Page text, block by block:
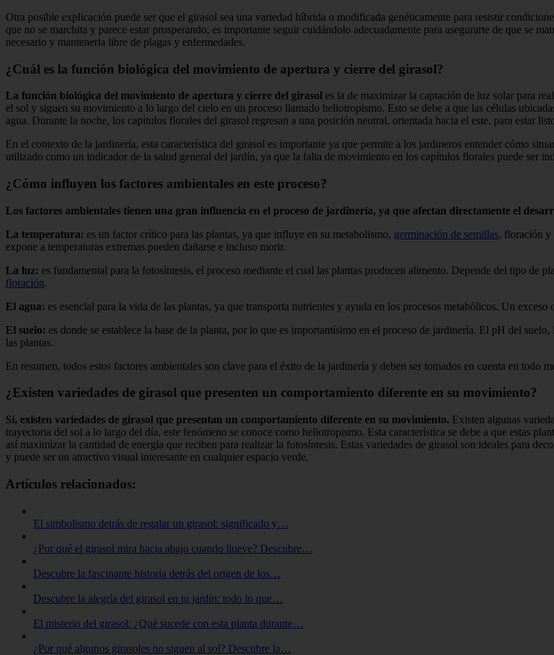
Otra posible explicación puede ser que el girasol sea una variedad híbrida o modificada genéticamente para resistir
que no se marchita y parece estar prosperando, es importante seguir cuidándolo adecuadamente para asegurarte de que se
necesario y mantenerla libre de plagas y enfermedades.
¿Cuál es la función biológica del movimiento de apertura y cierre del girasol?
La función biológica del movimiento de apertura y cierre del girasol es la de maximizar la captación de luz solar para
el sol y siguen su movimiento a lo largo del cielo en un proceso llamado heliotropismo. Esto se debe a que las células
agua. Durante la noche, los capítulos florales del girasol regresan a una posición neutral, orientada hacia el este, para estar
En el contexto de la jardinería, esta característica del girasol es importante ya que permite a los jardineros entender cómo
utilizado como un indicador de la salud general del jardín, ya que la falta de movimiento en los capítulos florales puede ser
¿Cómo influyen los factores ambientales en este proceso?
Los factores ambientales tienen una gran influencia en el proceso de jardinería, ya que afectan directamente el
La temperatura: es un factor crítico para las plantas, ya que influye en su metabolismo, germinación de semillas, floración y
expone a temperaturas extremas pueden dañarse e incluso morir.
La luz: es fundamental para la fotosíntesis, el proceso mediante el cual las plantas producen alimento. Depende del tipo de
floración.
El agua: es esencial para la vida de las plantas, ya que transporta nutrientes y ayuda en los procesos metabólicos. Un
El suelo: es donde se establece la base de la planta, por lo que es importantísimo en el proceso de jardinería. El pH del
las plantas.
En resumen, todos estos factores ambientales son clave para el éxito de la jardinería y deben ser tomados en cuenta en todo
¿Existen variedades de girasol que presenten un comportamiento diferente en su movimiento?
Sí, existen variedades de girasol que presentan un comportamiento diferente en su movimiento. Existen algunas
trayectoria del sol a lo largo del día, este fenómeno se conoce como heliotropismo. Esta característica se debe a que estas
así maximizar la cantidad de energía que reciben para realizar la fotosíntesis. Estas variedades de girasol son ideales para
y puede ser un atractivo visual interesante en cualquier espacio verde.
Artículos relacionados:
El simbolismo detrás de regalar un girasol: significado y…
¿Por qué el girasol mira hacia abajo cuando llueve? Descubre…
Descubre la fascinante historia detrás del origen de los…
Descubre la alegría del girasol en tu jardín: todo lo que…
El misterio del girasol: ¿Qué sucede con esta planta durante…
¿Por qué algunos girasoles no siguen al sol? Descubre la…